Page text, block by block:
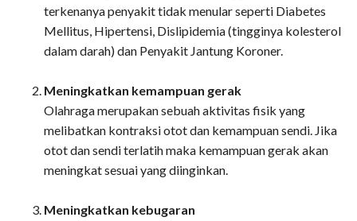
terkenanya penyakit tidak menular seperti Diabetes
Mellitus, Hipertensi, Dislipidemia (tingginya kolesterol
dalam darah) dan Penyakit Jantung Koroner.
Meningkatkan kemampuan gerak
Olahraga merupakan sebuah aktivitas fisik yang
melibatkan kontraksi otot dan kemampuan sendi. Jika
otot dan sendi terlatih maka kemampuan gerak akan
meningkat sesuai yang diinginkan.
Meningkatkan kebugaran